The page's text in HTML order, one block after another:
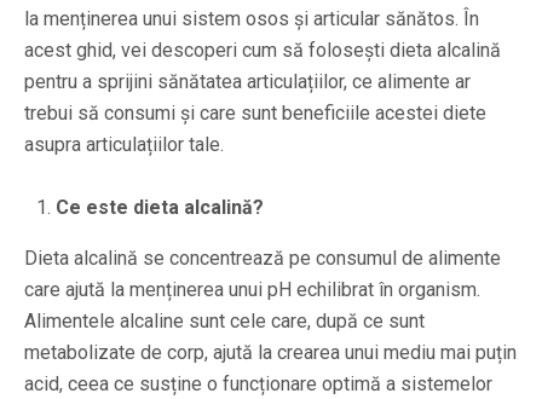
la menținerea unui sistem osos și articular sănătos. În
acest ghid, vei descoperi cum să folosești dieta alcalină
pentru a sprijini sănătatea articulațiilor, ce alimente ar
trebui să consumi și care sunt beneficiile acestei diete
asupra articulațiilor tale.
Ce este dieta alcalină?
Dieta alcalină se concentrează pe consumul de alimente
care ajută la menținerea unui pH echilibrat în organism.
Alimentele alcaline sunt cele care, după ce sunt
metabolizate de corp, ajută la crearea unui mediu mai puțin
acid, ceea ce susține o funcționare optimă a sistemelor